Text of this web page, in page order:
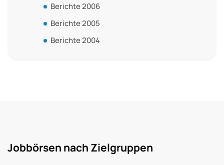
Berichte 2006
Berichte 2005
Berichte 2004
Jobbörsen nach Zielgruppen